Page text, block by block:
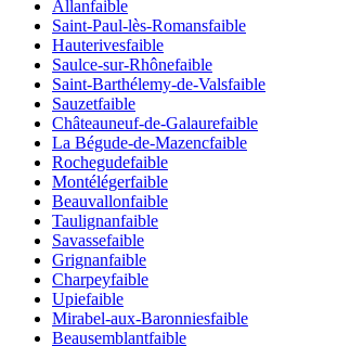
Allanfaible
Saint-Paul-lès-Romansfaible
Hauterivesfaible
Saulce-sur-Rhônefaible
Saint-Barthélemy-de-Valsfaible
Sauzetfaible
Châteauneuf-de-Galaurefaible
La Bégude-de-Mazencfaible
Rochegudefaible
Montélégerfaible
Beauvallonfaible
Taulignanfaible
Savassefaible
Grignanfaible
Charpeyfaible
Upiefaible
Mirabel-aux-Baronniesfaible
Beausemblantfaible